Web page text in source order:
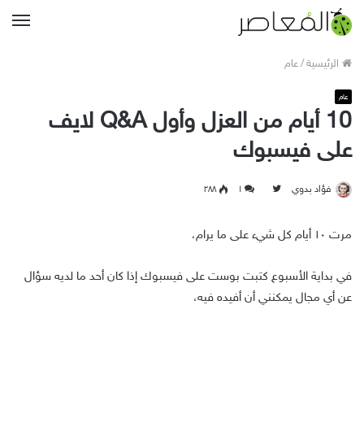
الرئيسية/عام
عام
10 أيام من العزل وأول Q&A لايف
على فيسبوك
فؤاد بدوي
Follow
Twitter
۱ ۲۸۸
مرت ١٠ أيام كل شيء على ما يرام،
في بداية الأسبوع كتبت بوست على فيسبوك إذا كان أحد ما لديه سؤال
عن أي مجال يمكنني أن أفيده فيه،